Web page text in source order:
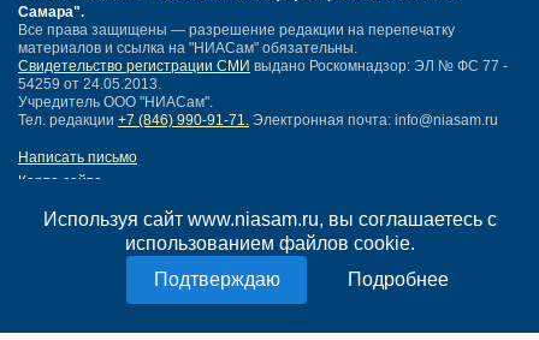
Используя сайт www.niasam.ru, вы соглашаетесь с
использованием файлов cookie.
Подробнее
Самара".
Все права защищены — разрешение редакции на перепечатку
материалов и ссылка на "НИАСам" обязательны.
Свидетельство регистрации СМИ выдано Роскомнадзор: ЭЛ № ФС 77 -
54259 от 24.05.2013.
Учредитель ООО "НИАСам".
Тел. редакции +7 (846) 990-91-71. Электронная почта: info@niasam.ru
Написать письмо
Карта сайта
Политика конфиденциальности
Согласие на обработку персональных данных